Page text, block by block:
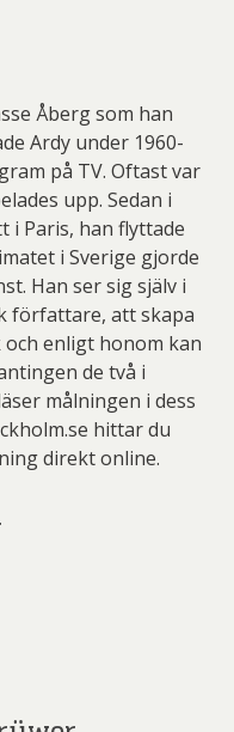
Åberg som han
Ardy under 1960-
på TV. Oftast var
upp. Sedan i
i Paris, han flyttade
i Sverige gjorde
Han ser sig själv i
författare, att skapa
enligt honom kan
de två i
målningen i dess
hittar du
direkt online.